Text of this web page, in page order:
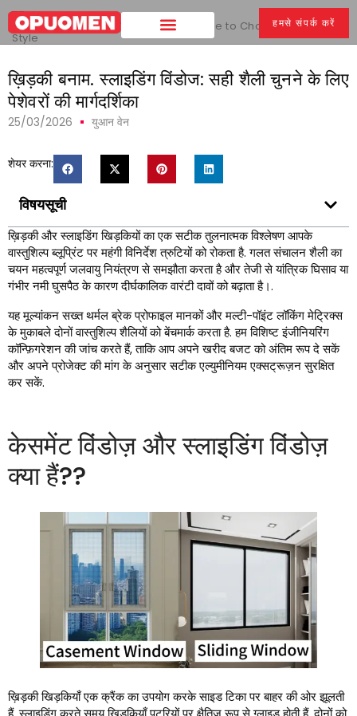
हमसे संपर्क करें
घर >
ख़िड़की बनाम. स्लाइडिंग विंडोज: The Pro's Guide to Choosing the Right
Style
ख़िड़की बनाम. स्लाइडिंग विंडोज: सही शैली चुनने के लिए
पेशेवरों की मार्गदर्शिका
25/03/2026 युआन वेन
शेयर करना:
विषयसूची
ख़िड़की और स्लाइडिंग खिड़कियों का एक सटीक तुलनात्मक विश्लेषण आपके
वास्तुशिल्प ब्लूप्रिंट पर महंगी विनिर्देश त्रुटियों को रोकता है. गलत संचालन शैली का
चयन महत्वपूर्ण जलवायु नियंत्रण से समझौता करता है और तेजी से यांत्रिक घिसाव या
गंभीर नमी घुसपैठ के कारण दीर्घकालिक वारंटी दावों को बढ़ाता है।.
यह मूल्यांकन सख्त थर्मल ब्रेक प्रोफाइल मानकों और मल्टी-पॉइंट लॉकिंग मेट्रिक्स
के मुकाबले दोनों वास्तुशिल्प शैलियों को बेंचमार्क करता है. हम विशिष्ट इंजीनियरिंग
कॉन्फ़िगरेशन की जांच करते हैं, ताकि आप अपने खरीद बजट को अंतिम रूप दे सकें
और अपने प्रोजेक्ट की मांग के अनुसार सटीक एल्युमीनियम एक्सट्रूज़न सुरक्षित
कर सकें.
केसमेंट विंडोज़ और स्लाइडिंग विंडोज़
क्या हैं??
ख़िड़की खिड़कियाँ एक क्रैंक का उपयोग करके साइड टिका पर बाहर की ओर झूलती